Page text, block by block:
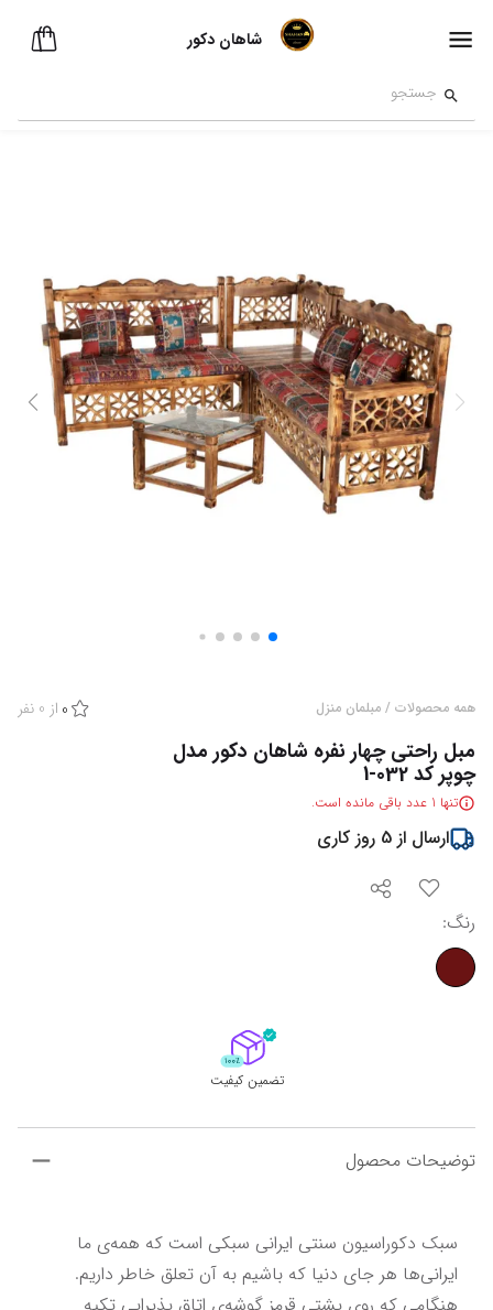
شاهان دکور
همه محصولات / مبلمان منزل 0 از 0 نفر
مبل راحتی چهار نفره شاهان دکور مدل
چوپر کد 032-1
تنها 1 عدد باقی مانده است.
ارسال از 5 روز کاری
رنگ:
تضمین کیفیت
توضیحات محصول